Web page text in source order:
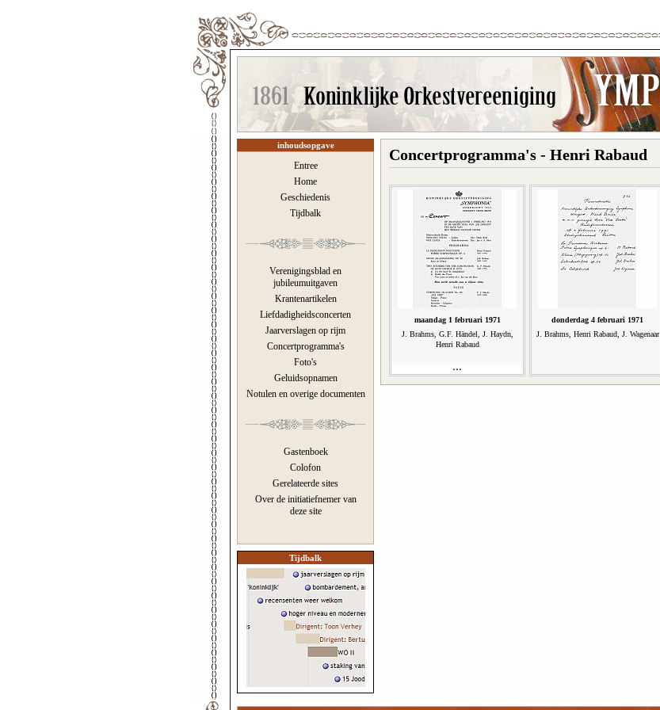
inhoudsopgave
Entree
Home
Geschiedenis
Tijdbalk
Verenigingsblad en
jubileumuitgaven
Krantenartikelen
Liefdadigheidsconcerten
Jaarverslagen op rijm
Concertprogramma's
Foto's
Geluidsopnamen
Notulen en overige documenten
Gastenboek
Colofon
Gerelateerde sites
Over de initiatiefnemer van
deze site
Tijdbalk
Concertprogramma's - Henri Rabaud
maandag 1 februari 1971
J. Brahms, G.F. Händel, J. Haydn,
Henri Rabaud
donderdag 4 februari 1971
J. Brahms, Henri Rabaud, J. Wagenaar